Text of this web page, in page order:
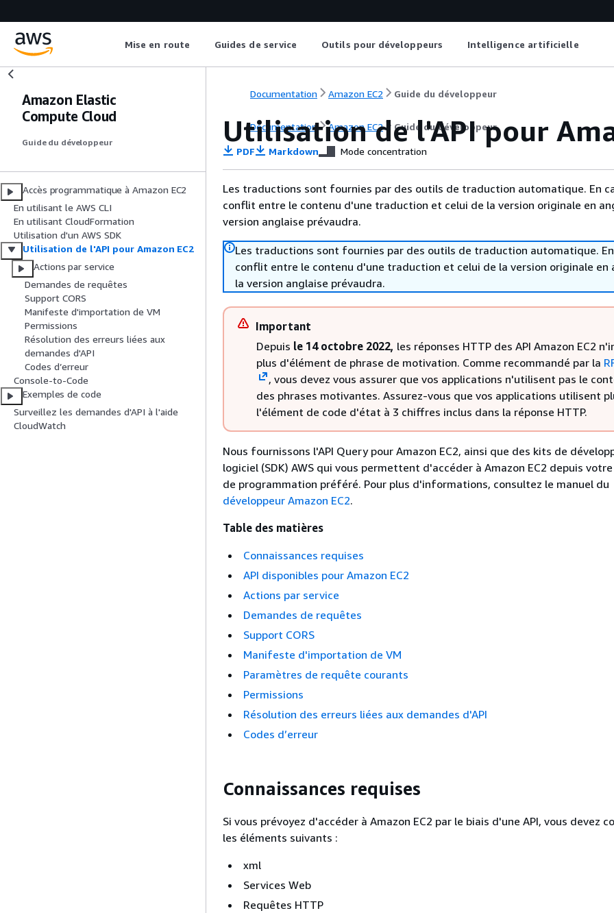
Mise en route Guides de service Outils pour développeurs Intelligence artificielle
Amazon Elastic
Compute Cloud
Guide du développeur
Accès programmatique à Amazon EC2
En utilisant le AWS CLI
En utilisant CloudFormation
Utilisation d'un AWS SDK
Utilisation de l'API pour Amazon EC2
Actions par service
Demandes de requêtes
Support CORS
Manifeste d'importation de VM
Permissions
Résolution des erreurs liées aux
demandes d'API
Codes d’erreur
Console-to-Code
Exemples de code
Surveillez les demandes d'API à l'aide
CloudWatch
Documentation Amazon EC2 Guide du développeur
Documentation Amazon EC2 Guide du développeur
Utilisation de l'API pour
PDF Markdown Mode concentration
Les traductions sont fournies par des outils de traduction automatique. En
conflit entre le contenu d'une traduction et celui de la version originale en
version anglaise prévaudra.
Les traductions sont fournies par des outils de traduction automatique.
conflit entre le contenu d'une traduction et celui de la version originale en
la version anglaise prévaudra.
Important
Depuis le 14 octobre 2022, les réponses HTTP des API Amazon EC2
plus d'élément de phrase de motivation. Comme recommandé par la
, vous devez vous assurer que vos applications n'utilisent pas le
des phrases motivantes. Assurez-vous que vos applications utilisent
l'élément de code d'état à 3 chiffres inclus dans la réponse HTTP.
Nous fournissons l'API Query pour Amazon EC2, ainsi que des kits de
logiciel (SDK) AWS qui vous permettent d'accéder à Amazon EC2 depuis
de programmation préféré. Pour plus d'informations, consultez le manuel du
développeur Amazon EC2.
Table des matières
Connaissances requises
API disponibles pour Amazon EC2
Actions par service
Demandes de requêtes
Support CORS
Manifeste d'importation de VM
Paramètres de requête courants
Permissions
Résolution des erreurs liées aux demandes d'API
Codes d’erreur
Connaissances requises
Si vous prévoyez d'accéder à Amazon EC2 par le biais d'une API, vous devez
les éléments suivants :
xml
Services Web
Requêtes HTTP